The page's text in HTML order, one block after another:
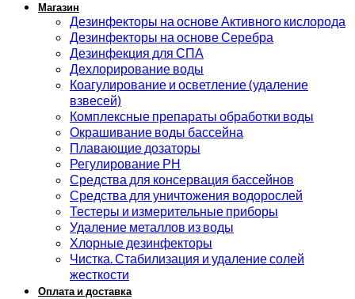
Магазин
Дезинфекторы на основе Активного кислорода
Дезинфекторы на основе Серебра
Дезинфекция для СПА
Дехлорирование воды
Коагулирование и осветление (удаление
взвесей)
Комплексные препараты обработки воды
Окрашивание воды бассейна
Плавающие дозаторы
Регулирование РН
Средства для консервация бассейнов
Средства для уничтожения водорослей
Тестеры и измерительные приборы
Удаление металлов из воды
Хлорные дезинфекторы
Чистка. Стабилизация и удаление солей
жесткости
Оплата и доставка